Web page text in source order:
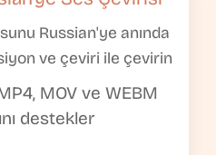
Russian'ye anında
ve çeviri ile çevirin
MOV ve WEBM
destekler